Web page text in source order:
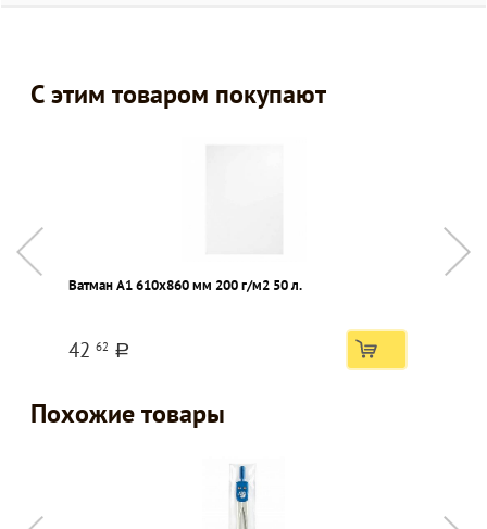
С этим товаром покупают
Ватман А1 610х860 мм 200 г/м2 50 л.
42 62 a
Похожие товары